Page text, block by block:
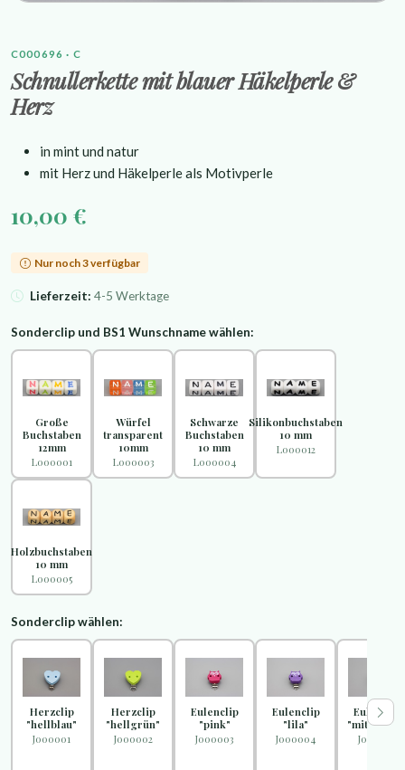
C000696 · C
Schnullerkette mit blauer Häkelperle &
Herz
in mint und natur
mit Herz und Häkelperle als Motivperle
10,00 €
Nur noch 3 verfügbar
Lieferzeit: 4-5 Werktage
Sonderclip und BS1 Wunschname wählen:
Große
Buchstaben
12mm
L000001
Würfel
transparent
10mm
L000003
Schwarze
Buchstaben
10 mm
L000004
Silikonbuchstaben
10 mm
L000012
Holzbuchstaben
10 mm
L000005
Sonderclip wählen:
Herzclip
"hellblau"
J000001
Herzclip
"hellgrün"
J000002
Eulenclip
"pink"
J000003
Eulenclip
"lila"
J000004
Eulenclip
J000005